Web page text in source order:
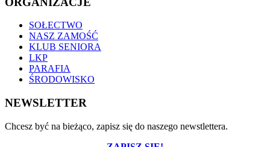
SOŁECTWO
NASZ ZAMOŚĆ
KLUB SENIORA
LKP
PARAFIA
ŚRODOWISKO
NEWSLETTER
Chcesz być na bieżąco, zapisz się do naszego newstlettera.